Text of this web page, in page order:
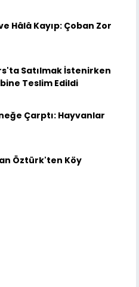
Hâlâ Kayıp: Çoban Zor
Satılmak İstenirken
Teslim Edildi
Çarptı: Hayvanlar
Öztürk'ten Köy